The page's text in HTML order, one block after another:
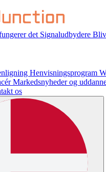
det Signaludbydere
Henvisningsprogram
Markedsnyheder og
os